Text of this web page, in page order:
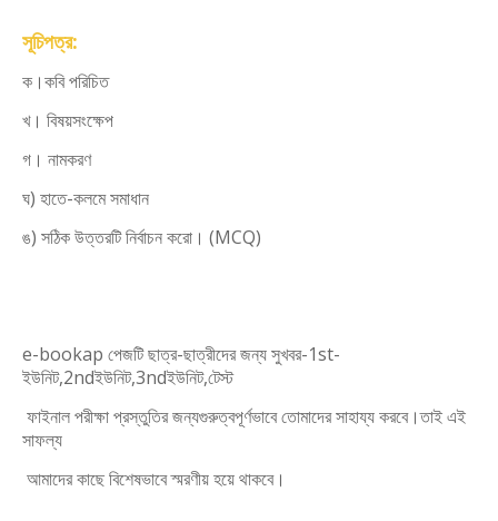
সূচিপত্র:
ক।কবি পরিচিত
খ। বিষয়সংক্ষেপ
গ। নামকরণ
ঘ) হাতে-কলমে সমাধান
ঙ) সঠিক উত্তরটি নির্বাচন করো। (MCQ)
e-bookap পেজটি ছাত্র-ছাত্রীদের জন্য সুখবর-1st-
ইউনিট,2ndইউনিট,3ndইউনিট,টেস্ট
ফাইনাল পরীক্ষা প্রস্তুতির জন্যগুরুত্বপূর্ণভাবে তোমাদের সাহায্য করবে।তাই এই
সাফল্য
আমাদের কাছে বিশেষভাবে স্মরণীয় হয়ে থাকবে।